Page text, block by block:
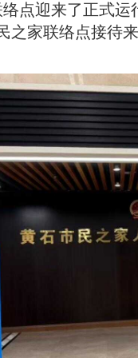
点迎来了正式运
之家联络点接待